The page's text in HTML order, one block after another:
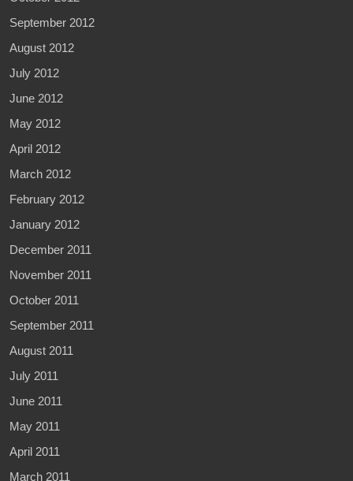
September 2012
August 2012
July 2012
June 2012
May 2012
April 2012
March 2012
February 2012
January 2012
December 2011
November 2011
October 2011
September 2011
August 2011
July 2011
June 2011
May 2011
April 2011
March 2011